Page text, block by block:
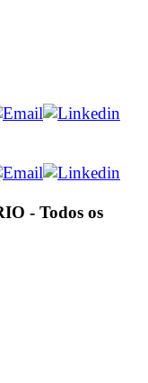
- Todos os